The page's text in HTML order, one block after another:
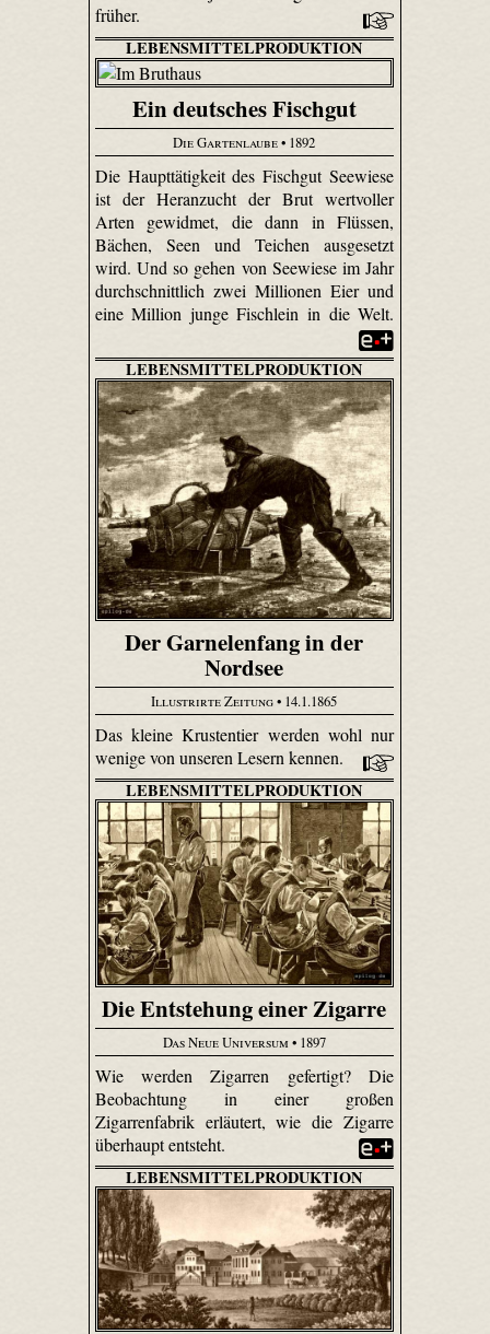
früher.
LEBENSMITTELPRODUKTION
Ein deutsches Fischgut
Die Gartenlaube• 1892
Die Haupttätigkeit des Fischgut Seewiese
ist der Heran­zucht der Brut wertvoller
Arten gewidmet, die dann in Flüssen,
Bächen, Seen und Teichen ausgesetzt
wird. Und so gehen von Seewiese im Jahr
durchschnittlich zwei Millionen Eier und
eine Million junge Fischlein in die Welt.
LEBENSMITTELPRODUKTION
Der Garnelenfang in der
Nordsee
Illustrirte Zeitung• 14.1.1865
Das kleine Krustentier werden wohl nur
wenige von unseren Lesern kennen.
LEBENSMITTELPRODUKTION
Die Entstehung einer Zigarre
Das Neue Universum• 1897
Wie werden Zigarren gefertigt? Die
Beobachtung in einer großen
Zigarrenfabrik erläutert, wie die Zigarre
überhaupt entsteht.
LEBENSMITTELPRODUKTION